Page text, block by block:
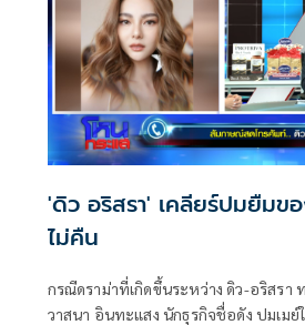
Power by All Thais
'ดิว อริสรา' เคลียร์ปมยืมของ 62 ล้าน แล้ว
ไม่คืน
กรณีดราม่าที่เกิดขึ้นระหว่าง ดิว-อริสรา
วาสนา อินทะแสง นักธุรกิจชื่อดัง ปมเมย์